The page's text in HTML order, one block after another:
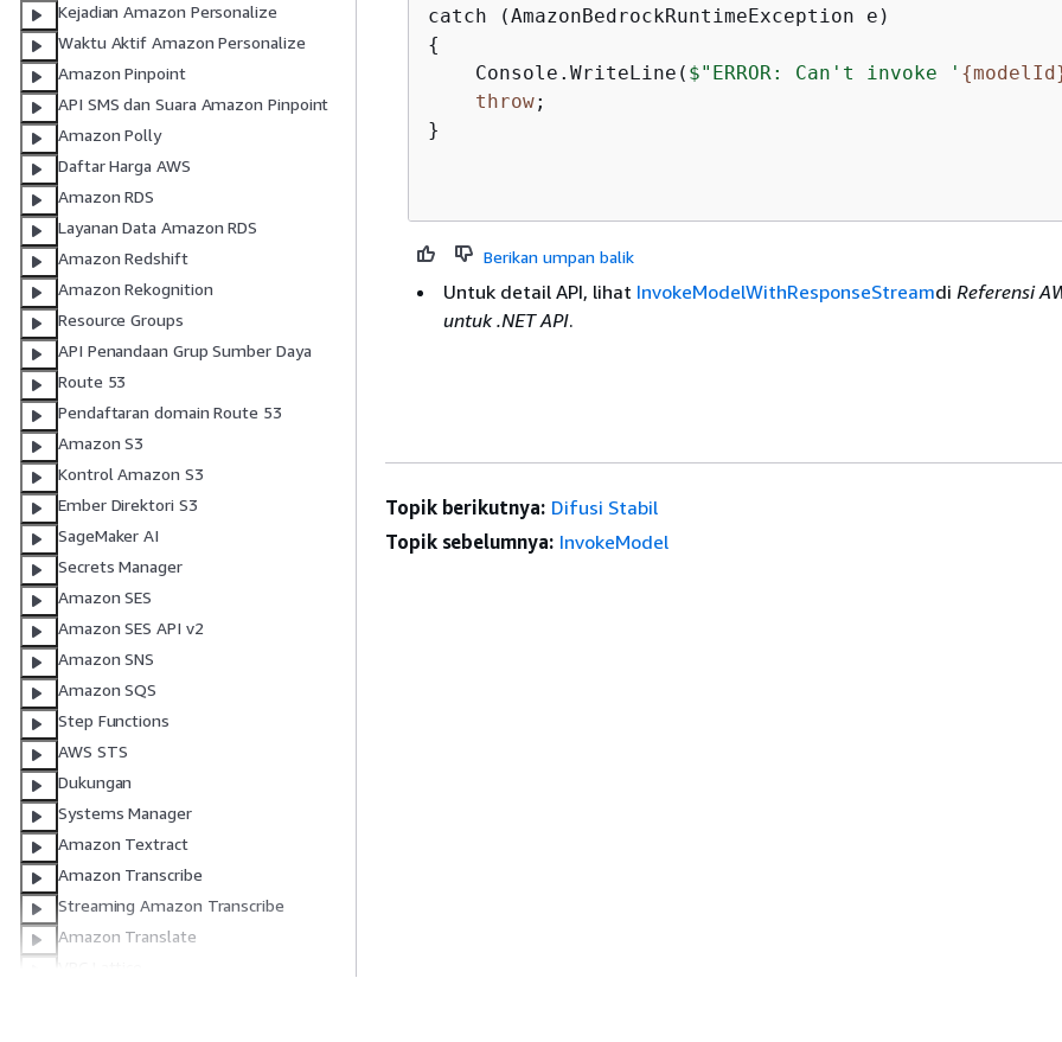
Kejadian Amazon Personalize
Waktu Aktif Amazon Personalize
Amazon Pinpoint
API SMS dan Suara Amazon Pinpoint
Amazon Polly
Daftar Harga AWS
Amazon RDS
Layanan Data Amazon RDS
Amazon Redshift
Amazon Rekognition
Resource Groups
API Penandaan Grup Sumber Daya
Route 53
Pendaftaran domain Route 53
Amazon S3
Kontrol Amazon S3
Ember Direktori S3
SageMaker AI
Secrets Manager
Amazon SES
Amazon SES API v2
Amazon SNS
Amazon SQS
Step Functions
AWS STS
Dukungan
Systems Manager
Amazon Textract
Amazon Transcribe
Streaming Amazon Transcribe
Amazon Translate
{
    Console.WriteLine(
$"ERROR: Can't invoke ' {
throw;
}
Berikan umpan balik
Untuk detail API, lihat InvokeModelWithResponseStreamdi Referensi
untuk .NET API.
Topik berikutnya: Difusi Stabil
Topik sebelumnya: InvokeModel